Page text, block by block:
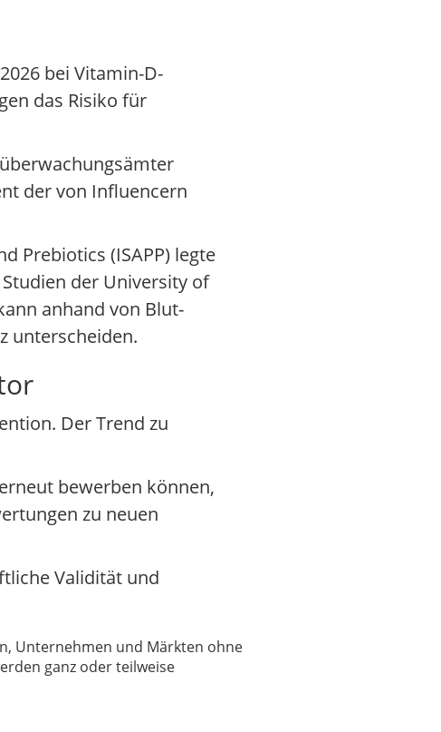
bei Vitamin-D-
das Risiko für
der von Influencern
Prebiotics (ISAPP) legte
der University of
anhand von Blut-
unterscheiden.
Der Trend zu
bewerben können,
zu neuen
Validität und
Unternehmen und Märkten ohne
ganz oder teilweise